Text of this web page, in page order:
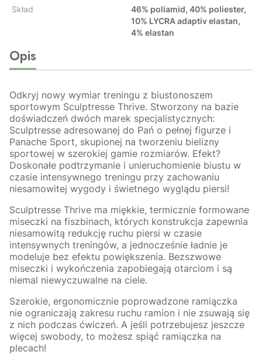
Skład
46% poliamid, 40% poliester,
10% LYCRA adaptiv elastan,
4% elastan
Opis
Odkryj nowy wymiar treningu z biustonoszem
sportowym Sculptresse Thrive. Stworzony na bazie
doświadczeń dwóch marek specjalistycznych:
Sculptresse adresowanej do Pań o pełnej figurze i
Panache Sport, skupionej na tworzeniu bielizny
sportowej w szerokiej gamie rozmiarów. Efekt?
Doskonałe podtrzymanie i unieruchomienie biustu w
czasie intensywnego treningu przy zachowaniu
niesamowitej wygody i świetnego wyglądu piersi!
Sculptresse Thrive ma miękkie, termicznie formowane
miseczki na fiszbinach, których konstrukcja zapewnia
niesamowitą redukcję ruchu piersi w czasie
intensywnych treningów, a jednocześnie ładnie je
modeluje bez efektu powiększenia. Bezszwowe
miseczki i wykończenia zapobiegają otarciom i są
niemal niewyczuwalne na ciele.
Szerokie, ergonomicznie poprowadzone ramiączka
nie ograniczają zakresu ruchu ramion i nie zsuwają się
z nich podczas ćwiczeń. A jeśli potrzebujesz jeszcze
więcej swobody, to możesz spiąć ramiączka na
plecach!